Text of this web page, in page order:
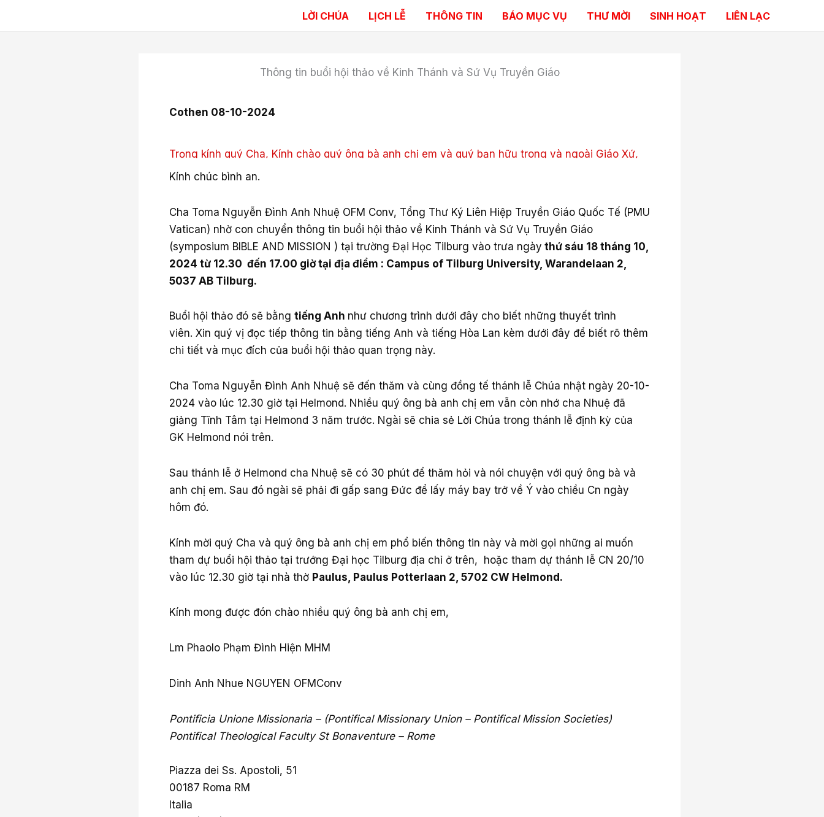
LỜI CHÚA LỊCH LỄ THÔNG TIN BÁO MỤC VỤ THƯ MỜI SINH HOẠT LIÊN LẠC
Thông tin buổi hội thảo về Kinh Thánh và Sứ Vụ Truyền Giáo
Cothen 08-10-2024
Trọng kính quý Cha, Kính chào quý ông bà anh chị em và quý bạn hữu trong và ngoài Giáo Xứ,
Kính chúc bình an.
Cha Toma Nguyễn Đình Anh Nhuệ OFM Conv, Tổng Thư Ký Liên Hiệp Truyền Giáo Quốc Tế (PMU
Vatican) nhờ con chuyển thông tin buổi hội thảo về Kinh Thánh và Sứ Vụ Truyền Giáo
(symposium BIBLE AND MISSION ) tại trường Đại Học Tilburg vào trưa ngày thứ sáu 18 tháng 10,
2024 từ 12.30 đến 17.00 giờ tại địa điểm : Campus of Tilburg University, Warandelaan 2,
5037 AB Tilburg.
Buổi hội thảo đó sẽ bằng tiếng Anh như chương trình dưới đây cho biết những thuyết trình
viên. Xin quý vị đọc tiếp thông tin bằng tiếng Anh và tiếng Hòa Lan kèm dưới đây để biết rõ thêm
chi tiết và mục đích của buổi hội thảo quan trọng này.
Cha Toma Nguyễn Đình Anh Nhuệ sẽ đến thăm và cùng đồng tế thánh lễ Chúa nhật ngày 20-10-
2024 vào lúc 12.30 giờ tại Helmond. Nhiều quý ông bà anh chị em vẫn còn nhớ cha Nhuệ đã
giảng Tĩnh Tâm tại Helmond 3 năm trước. Ngài sẽ chia sẻ Lời Chúa trong thánh lễ định kỳ của
GK Helmond nói trên.
Sau thánh lễ ở Helmond cha Nhuệ sẽ có 30 phút để thăm hỏi và nói chuyện với quý ông bà và
anh chị em. Sau đó ngài sẽ phải đi gấp sang Đức để lấy máy bay trở về Ý vào chiều Cn ngày
hôm đó.
Kính mời quý Cha và quý ông bà anh chị em phổ biến thông tin này và mời gọi những ai muốn
tham dự buổi hội thảo tại trướng Đại học Tilburg địa chỉ ở trên, hoặc tham dự thánh lễ CN 20/10
vào lúc 12.30 giờ tại nhà thờ Paulus, Paulus Potterlaan 2, 5702 CW Helmond.
Kính mong được đón chào nhiều quý ông bà anh chị em,
Lm Phaolo Phạm Đình Hiện MHM
Dinh Anh Nhue NGUYEN OFMConv
Pontificia Unione Missionaria – (Pontifical Missionary Union – Pontifical Mission Societies)
Pontifical Theological Faculty St Bonaventure – Rome
Piazza dei Ss. Apostoli, 51
00187 Roma RM
Italia